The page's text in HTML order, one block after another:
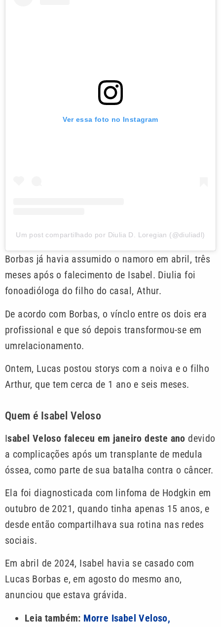
Ver essa foto no Instagram
Um post compartilhado por Diulia D. Loregian (@diuliadl)
Borbas já havia assumido o namoro em abril, três
meses após o falecimento de Isabel. Diulia foi
fonoadióloga do filho do casal, Athur.
De acordo com Borbas, o vínclo entre os dois era
profissional e que só depois transformou-se em
umrelacionamento.
Ontem, Lucas postou storys com a noiva e o filho
Arthur, que tem cerca de 1 ano e seis meses.
Quem é Isabel Veloso
Isabel Veloso faleceu em janeiro deste ano devido
a complicações após um transplante de medula
óssea, como parte de sua batalha contra o câncer.
Ela foi diagnosticada com linfoma de Hodgkin em
outubro de 2021, quando tinha apenas 15 anos, e
desde então compartilhava sua rotina nas redes
sociais.
Em abril de 2024, Isabel havia se casado com
Lucas Borbas e, em agosto do mesmo ano,
anunciou que estava grávida.
Leia também: Morre Isabel Veloso,